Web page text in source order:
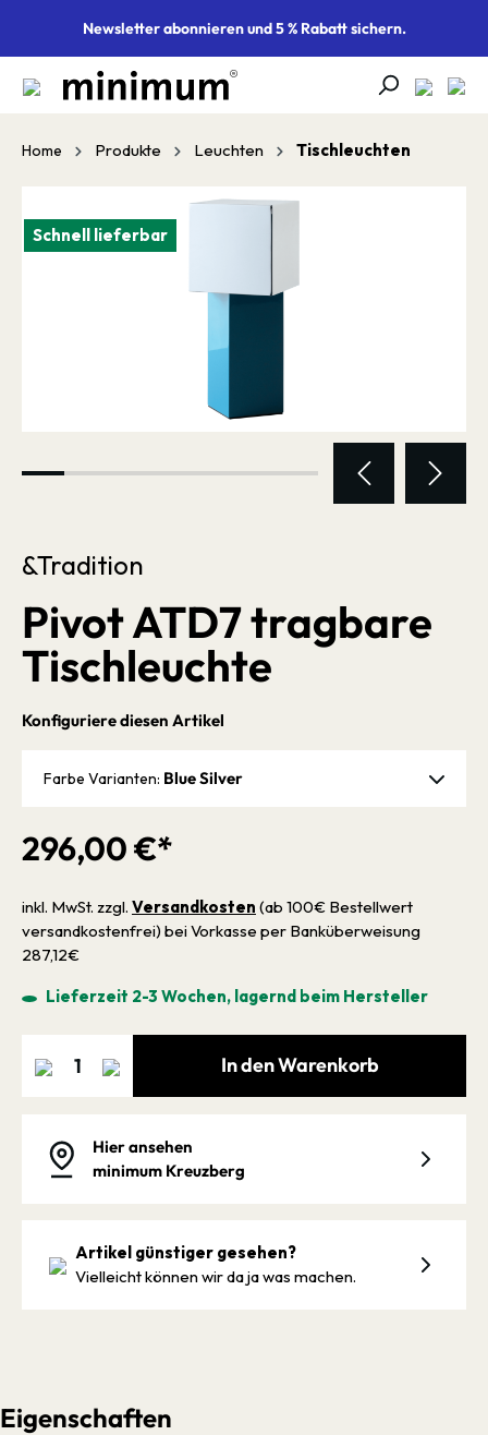
springenNewsletter abonnieren und 5 % Rabatt sichern.
Home Produkte Leuchten Tischleuchten
Bildergalerie überspringen
Schnell lieferbar
&Tradition
Pivot ATD7 tragbare
Tischleuchte
296,00 €*
inkl. MwSt. zzgl. Versandkosten (ab 100€ Bestellwert
versandkostenfrei) bei Vorkasse per Banküberweisung
287,12€
Lieferzeit 2-3 Wochen, lagernd beim Hersteller
Konfiguriere diesen Artikel
Farbe Varianten: Blue Silver
In den Warenkorb
Hier ansehen
minimum Kreuzberg
Artikel günstiger gesehen?
Vielleicht können wir da ja was machen.
Eigenschaften